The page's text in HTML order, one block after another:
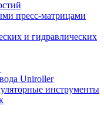
пресс-матрицами
и гидравлических
Uniroller
инструменты